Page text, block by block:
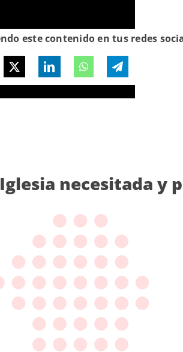
este contenido en tus redes
necesitada y